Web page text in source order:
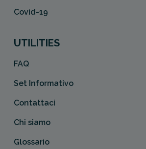
Covid-19
UTILITIES
FAQ
Set Informativo
Contattaci
Chi siamo
Glossario